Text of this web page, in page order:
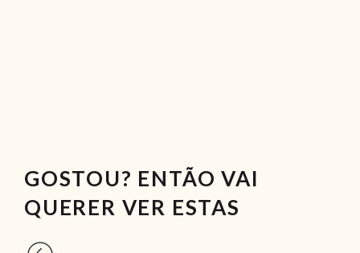
GOSTOU? ENTÃO VAI
QUERER VER ESTAS